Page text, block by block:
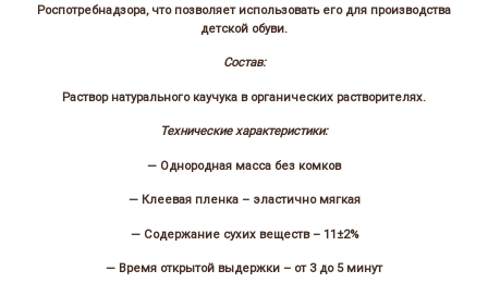
Роспотребнадзора, что позволяет использовать его для производства
детской обуви.
Состав:
Раствор натурального каучука в органических растворителях.
Технические характеристики:
— Однородная масса без комков
— Клеевая пленка – эластично мягкая
— Содержание сухих веществ – 11±2%
— Время открытой выдержки – от 3 до 5 минут